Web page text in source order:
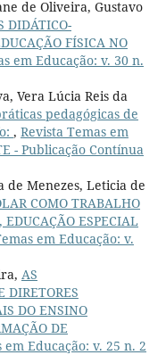
de Oliveira, Gustavo
DIDÁTICO-
FÍSICA NO
em Educação: v. 30 n.
Vera Lúcia Reis da
pedagógicas de
, Revista Temas em
- Publicação Contínua
Menezes, Leticia de
COMO TRABALHO
ESPECIAL
em Educação: v.
AS
DIRETORES
DO ENSINO
DE
em Educação: v. 25 n. 2